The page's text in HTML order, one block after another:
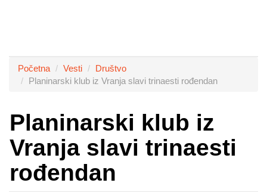
Početna Vesti
Društvo
Planinarski klub iz Vranja slavi trinaesti rođendan
Planinarski klub iz
Vranja slavi trinaesti
rođendan